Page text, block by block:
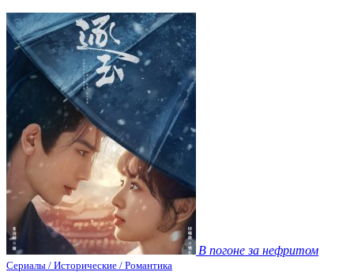
В погоне за нефритом
Сериалы / Исторические / Романтика